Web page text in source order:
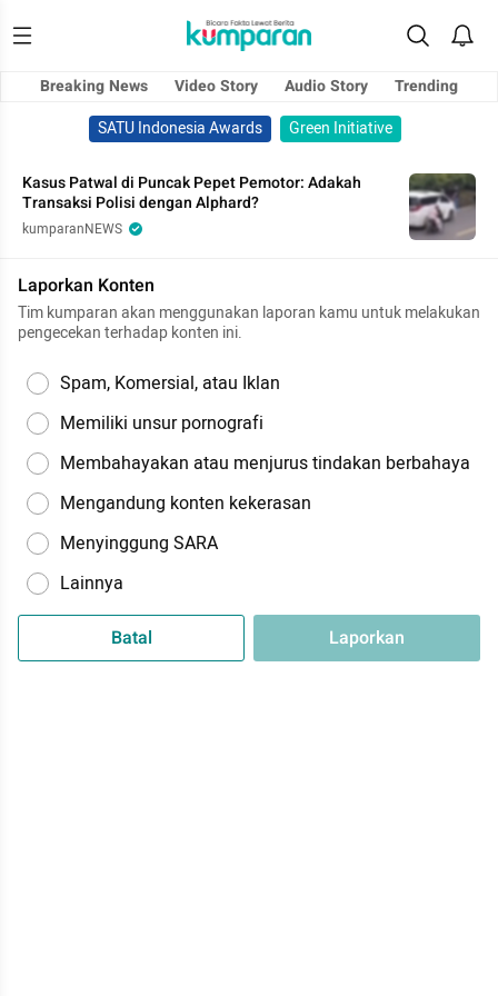
Breaking News Video Story Audio Story
Trending
SATU Indonesia Awards
Green Initiative
Kasus Patwal di Puncak Pepet Pemotor: Adakah
Transaksi Polisi dengan Alphard?
kumparanNEWS
Laporkan Konten
Tim kumparan akan menggunakan laporan kamu untuk melakukan
pengecekan terhadap konten ini.
Spam, Komersial, atau Iklan
Memiliki unsur pornografi
Membahayakan atau menjurus tindakan berbahaya
Mengandung konten kekerasan
Menyinggung SARA
Lainnya
Batal Laporkan